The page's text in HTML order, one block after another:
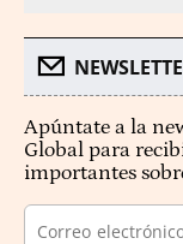
Apúntate a la
Global para
importantes